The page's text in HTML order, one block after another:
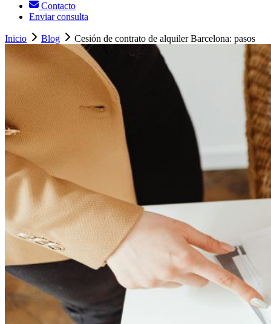
Contacto
Enviar consulta
Inicio Blog Cesión de contrato de alquiler Barcelona: pasos